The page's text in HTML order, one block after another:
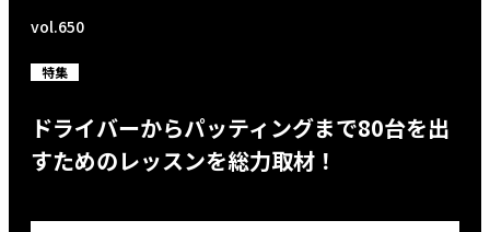
vol.650
特集
ドライバーからパッティングまで80台を出
すためのレッスンを総力取材！